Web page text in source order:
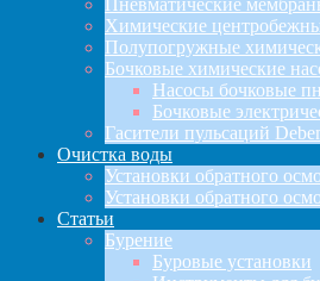
Пневматические
Химические
Полупогружные
Бочковые химические
Насосы бочковые
Бочковые
Гасители пульсаций
Очистка воды
Установки обратного
Установки обратного
Статьи
Бурение
Буровые установки